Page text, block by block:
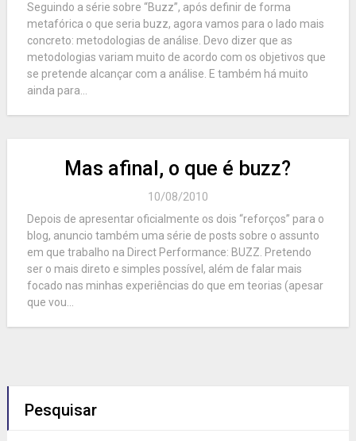
Seguindo a série sobre “Buzz”, após definir de forma
metafórica o que seria buzz, agora vamos para o lado mais
concreto: metodologias de análise. Devo dizer que as
metodologias variam muito de acordo com os objetivos que
se pretende alcançar com a análise. E também há muito
ainda para...
Mas afinal, o que é buzz?
10/08/2010
Depois de apresentar oficialmente os dois “reforços” para o
blog, anuncio também uma série de posts sobre o assunto
em que trabalho na Direct Performance: BUZZ. Pretendo
ser o mais direto e simples possível, além de falar mais
focado nas minhas experiências do que em teorias (apesar
que vou...
Pesquisar